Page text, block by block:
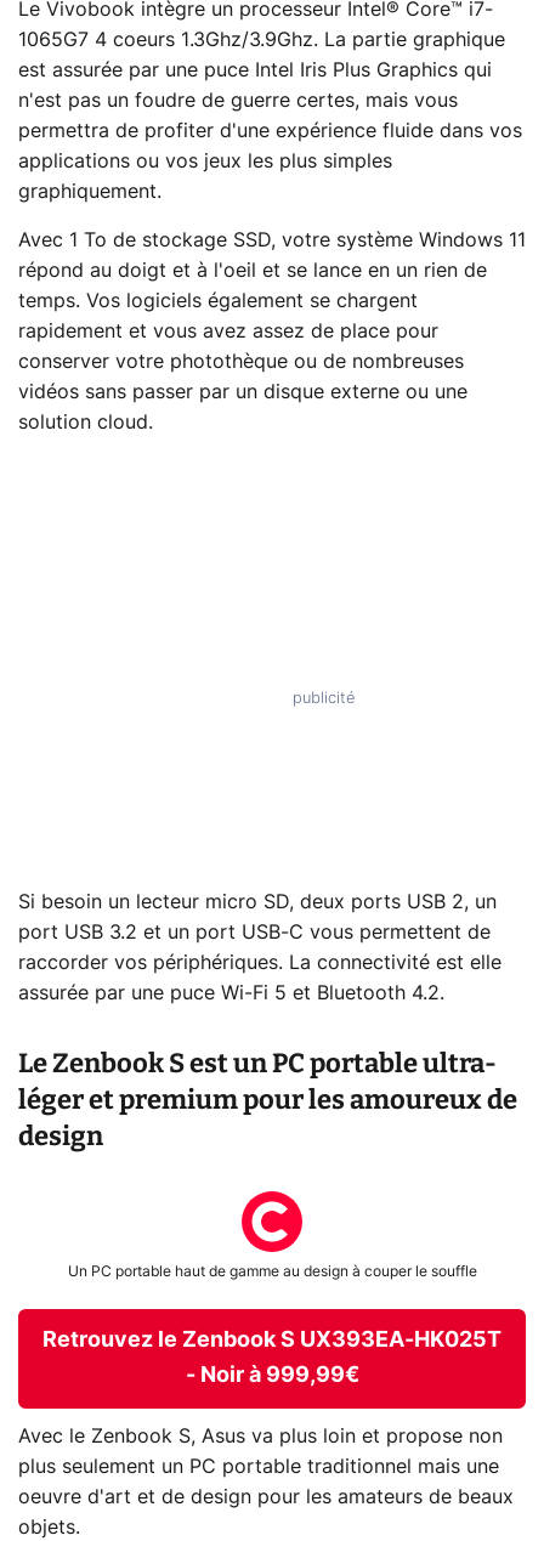
Le Vivobook intègre un processeur Intel® Core™ i7-
1065G7 4 coeurs 1.3Ghz/3.9Ghz. La partie graphique
est assurée par une puce Intel Iris Plus Graphics qui
n'est pas un foudre de guerre certes, mais vous
permettra de profiter d'une expérience fluide dans vos
applications ou vos jeux les plus simples
graphiquement.
Avec 1 To de stockage SSD, votre système Windows 11
répond au doigt et à l'oeil et se lance en un rien de
temps. Vos logiciels également se chargent
rapidement et vous avez assez de place pour
conserver votre photothèque ou de nombreuses
vidéos sans passer par un disque externe ou une
solution cloud.
Si besoin un lecteur micro SD, deux ports USB 2, un
port USB 3.2 et un port USB-C vous permettent de
raccorder vos périphériques. La connectivité est elle
assurée par une puce Wi-Fi 5 et Bluetooth 4.2.
Le Zenbook S est un PC portable ultra-
léger et premium pour les amoureux de
design
Un PC portable haut de gamme au design à couper le souffle
Retrouvez le Zenbook S UX393EA-HK025T
- Noir à 999,99€
Avec le Zenbook S, Asus va plus loin et propose non
plus seulement un PC portable traditionnel mais une
oeuvre d'art et de design pour les amateurs de beaux
objets.